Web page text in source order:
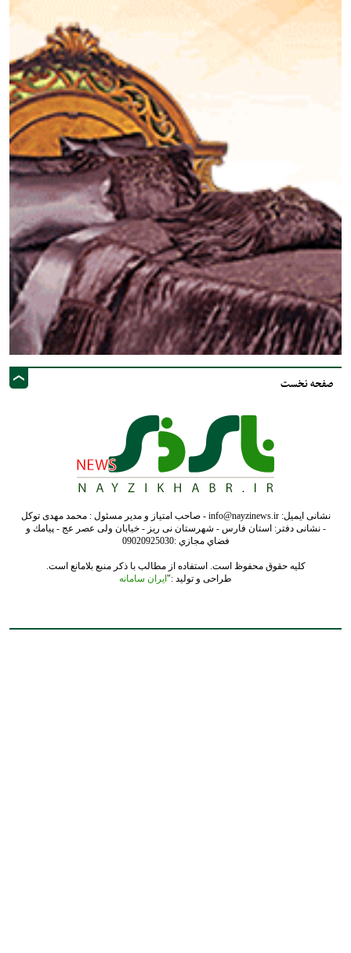
صفحه نخست
نشانی ایمیل: info@nayzinews.ir - صاحب امتیاز و مدیر مسئول : محمد مهدی توکل
- نشانی دفتر: استان فارس - شهرستان نی ریز - خیابان ولی عصر عج - پيامك و
فضاي مجازي :09020925030
کلیه حقوق محفوظ است. استفاده از مطالب با ذکر منبع بلامانع است.
طراحی و تولید :"ایران سامانه